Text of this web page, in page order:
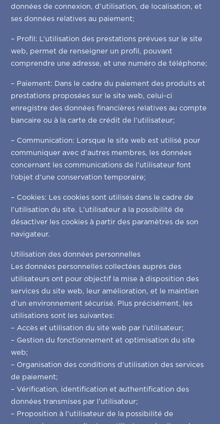
données de connexion, d’utilisation, de localisation, et
ses données relatives au paiement;
– Profil: L’utilisation des prestations prévues sur le site
web, permet de renseigner un profil, pouvant
comprendre une adresse, et une numéro de téléphone;
– Paiement: Dans le cadre du paiement des produits et
prestations proposées sur le site web, celui-ci
enregistre des données financières relatives au compte
bancaire ou à la carte de crédit de l’utilisateur;
– Communication: Lorsque le site web est utilisé pour
communiquer avec d’autres membres, les données
concernant les communications de l’utilisateur font
l’objet d’une conservation temporaire;
– Cookies: Les cookies sont utilisés dans le cadre de
l’utilisation du site. L’utilisateur a la possibilité de
désactiver les cookies à partir des paramètres de son
navigateur.
Utilisation des données personnelles
Les données personnelles collectées auprès des
utilisateurs ont pour objectif la mise à disposition des
services du site web, leur amélioration, et le maintien
d’un environnement sécurisé. Plus précisément, les
utilisations sont les suivantes:
– Accès et utilisation du site web par l’utilisateur;
– Gestion du fonctionnement et optimisation du site
web;
– Organisation des conditions d’utilisation des services
de paiement;
– Vérification, identification et authentification des
données transmises par l’utilisateur;
– Proposition à l’utilisateur de la possibilité de